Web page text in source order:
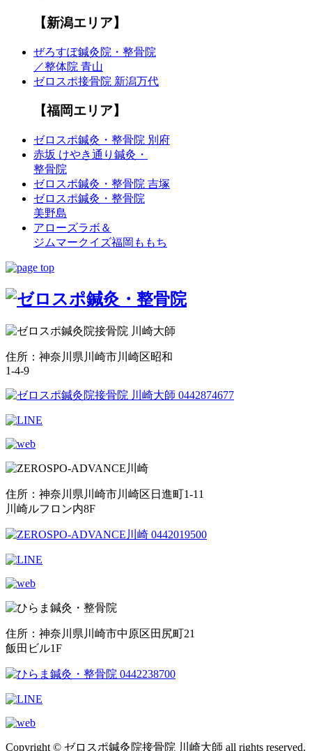
【新潟エリア】
ぜろすぽ鍼灸院・整骨院
／整体院 青山
ゼロスポ接骨院 新潟万代
【福岡エリア】
ゼロスポ鍼灸・整骨院 別府
赤坂 けやき通り鍼灸・
整骨院
ゼロスポ鍼灸・整骨院 吉塚
ゼロスポ鍼灸・整骨院
美野島
アローズラボ＆
ジムマークイズ福岡ももち
住所：神奈川県川崎市川崎区昭和
1-4-9
住所：神奈川県川崎市川崎区日進町1-11
川崎ルフロン内8F
住所：神奈川県川崎市中原区田尻町21
飯田ビル1F
Copyright © ゼロスポ鍼灸院接骨院 川崎大師 all rights reserved.